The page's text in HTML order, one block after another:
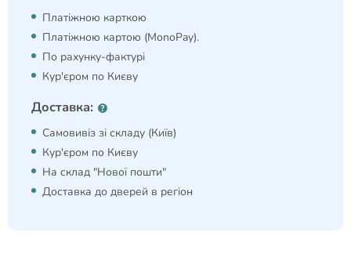
Платіжною карткою
Платіжною картою (MonoPay).
По рахунку-фактурі
Кур'єром по Києву
Доставка:
Самовивіз зі складу (Київ)
Кур'єром по Києву
На склад "Нової пошти"
Доставка до дверей в регіон